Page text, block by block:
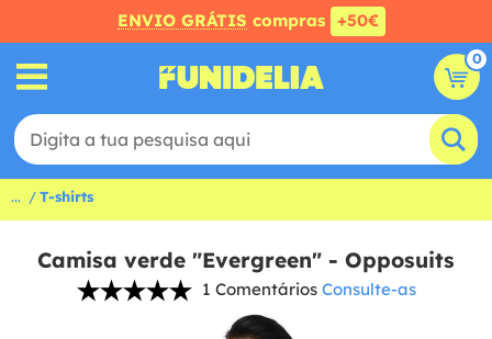
ENVIO GRÁTIS compras +50€
0
... T-shirts
Camisa verde "Evergreen" - Opposuits
1 Comentários Consulte-as